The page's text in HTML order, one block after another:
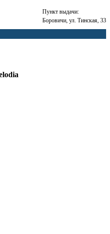
Пункт выдачи:
Боровичи, ул. Тинская, 33